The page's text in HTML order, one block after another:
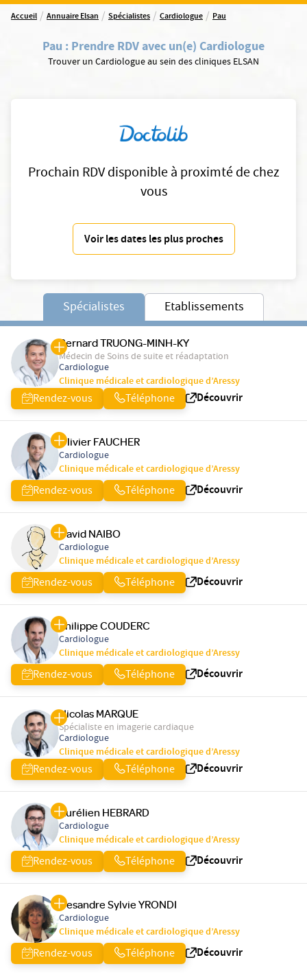
Accueil / Annuaire Elsan / Spécialistes / Cardiologue / Pau
Pau : Prendre RDV avec un(e) Cardiologue
Trouver un Cardiologue au sein des cliniques ELSAN
Prochain RDV disponible à proximté de chez
vous
Voir les dates les plus proches
Spécialistes Etablissements
Bernard TRUONG-MINH-KY
Médecin de Soins de suite et réadaptation
Cardiologue
Clinique médicale et cardiologique d’Aressy
Rendez-vous Téléphone Découvrir
Olivier FAUCHER
Cardiologue
Clinique médicale et cardiologique d’Aressy
Rendez-vous Téléphone Découvrir
David NAIBO
Cardiologue
Clinique médicale et cardiologique d’Aressy
Rendez-vous Téléphone Découvrir
Philippe COUDERC
Cardiologue
Clinique médicale et cardiologique d’Aressy
Rendez-vous Téléphone Découvrir
Nicolas MARQUE
Spécialiste en imagerie cardiaque
Cardiologue
Clinique médicale et cardiologique d’Aressy
Rendez-vous Téléphone Découvrir
Aurélien HEBRARD
Cardiologue
Clinique médicale et cardiologique d’Aressy
Rendez-vous Téléphone Découvrir
Desandre Sylvie YRONDI
Cardiologue
Clinique médicale et cardiologique d’Aressy
Rendez-vous Téléphone Découvrir